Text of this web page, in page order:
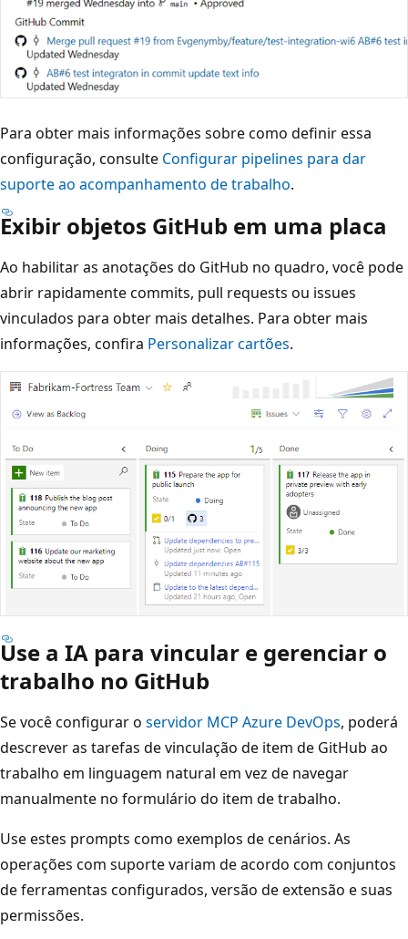
Para obter mais informações sobre como definir essa
configuração, consulte Configurar pipelines para dar
suporte ao acompanhamento de trabalho.
Exibir objetos GitHub em uma placa
Ao habilitar as anotações do GitHub no quadro, você pode
abrir rapidamente commits, pull requests ou issues
vinculados para obter mais detalhes. Para obter mais
informações, confira Personalizar cartões.
Use a IA para vincular e gerenciar o
trabalho no GitHub
Se você configurar o servidor MCP Azure DevOps, poderá
descrever as tarefas de vinculação de item de GitHub ao
trabalho em linguagem natural em vez de navegar
manualmente no formulário do item de trabalho.
Use estes prompts como exemplos de cenários. As
operações com suporte variam de acordo com conjuntos
de ferramentas configurados, versão de extensão e suas
permissões.